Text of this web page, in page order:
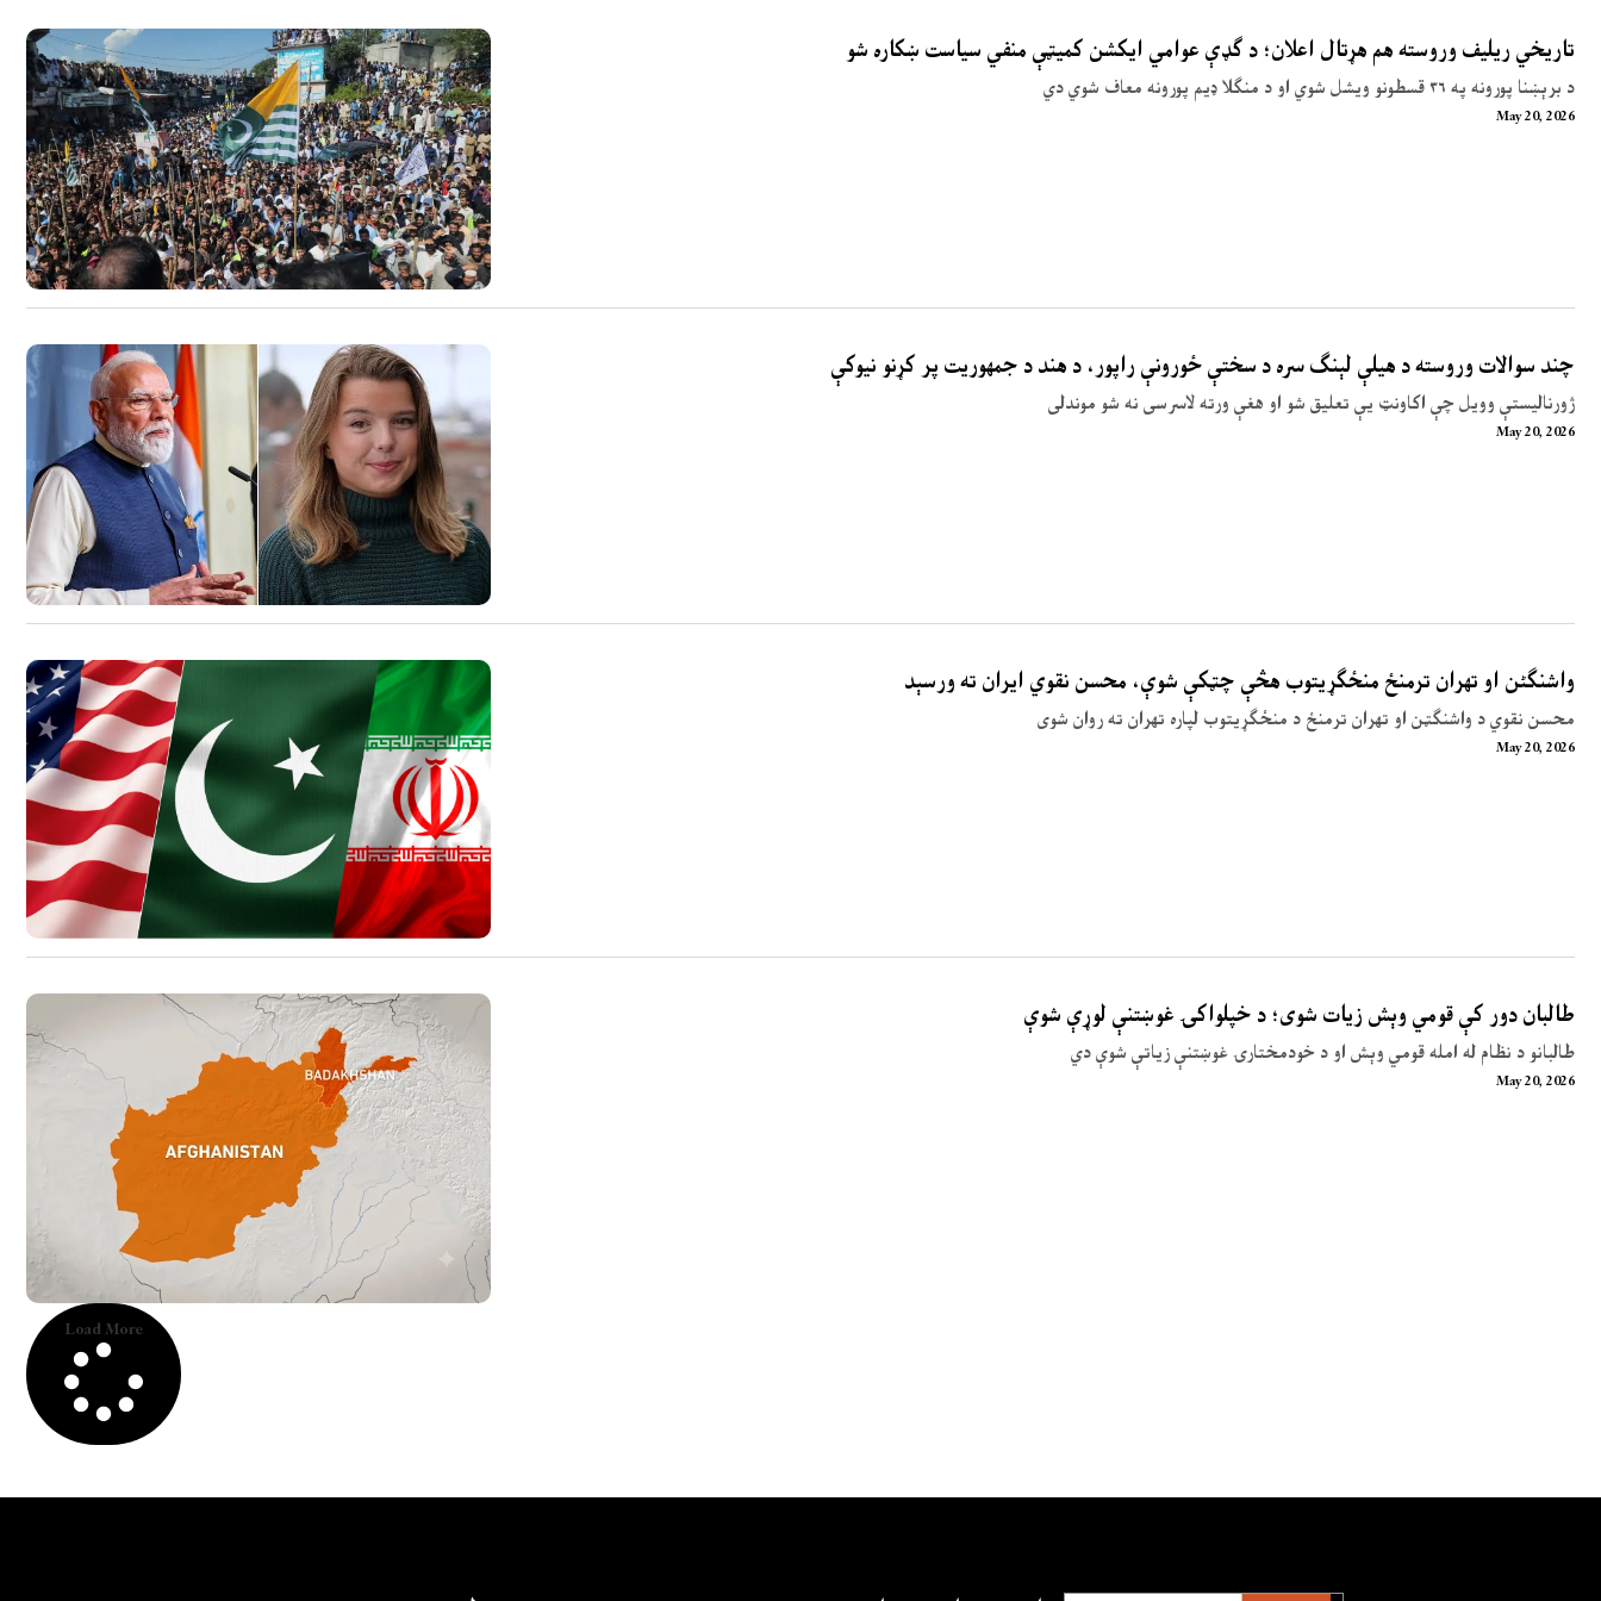
تاریخي ریلیف وروسته هم هړتال اعلان؛ د ګډې عوامي ایکشن کمیټې منفي سیاست ښکاره شو
د برېښنا پورونه په ۳۶ قسطونو ویشل شوي او د منګلا ډیم پورونه معاف شوي دي
May 20, 2026
چند سوالات وروسته د هیلې لېنګ سره د سختې ځورونې راپور، د هند د جمهوریت پر کړنو نیوکې
ژورنالیستې وویل چې اکاونټ یې تعلیق شو او هغې ورته لاسرسی نه شو موندلی
May 20, 2026
واشنگٹن او تهران ترمنځ منځګړیتوب هڅې چټکې شوې، محسن نقوي ایران ته ورسېد
محسن نقوي د واشنګټن او تهران ترمنځ د منځګړیتوب لپاره تهران ته روان شوی
May 20, 2026
طالبان دور کې قومي وېش زیات شوی؛ د خپلواکۍ غوښتنې لوړې شوې
طالبانو د نظام له امله قومي وېش او د خودمختارۍ غوښتنې زیاتې شوې دي
May 20, 2026
Load More